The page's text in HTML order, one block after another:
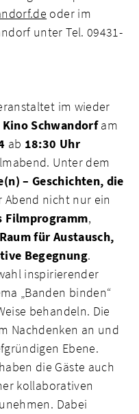
oder im
unter Tel. 09431-
im wieder
Schwandorfam
ab 18:30 Uhr
Unter dem
– Geschichten, die
Abend nicht nur ein
Filmprogramm,
Raum für Austausch,
Begegnung.
inspirierender
„Banden binden“
behandeln. Die
Nachdenken an und
Ebene.
die Gäste auch
kollaborativen
Dabei